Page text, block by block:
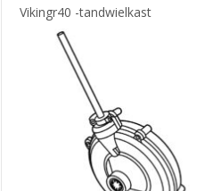
Vikingr40 -tandwielkast